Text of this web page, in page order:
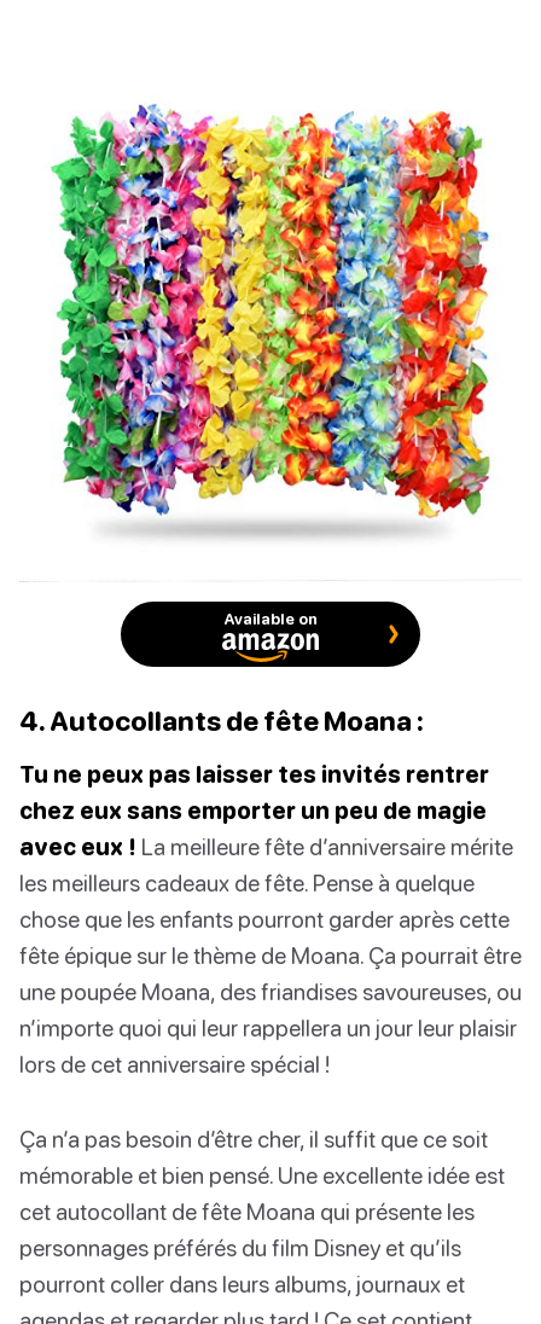
Available on
4. Autocollants de fête Moana :
Tu ne peux pas laisser tes invités rentrer
chez eux sans emporter un peu de magie
avec eux ! La meilleure fête d’anniversaire mérite
les meilleurs cadeaux de fête. Pense à quelque
chose que les enfants pourront garder après cette
fête épique sur le thème de Moana. Ça pourrait être
une poupée Moana, des friandises savoureuses, ou
n’importe quoi qui leur rappellera un jour leur plaisir
lors de cet anniversaire spécial !
Ça n’a pas besoin d’être cher, il suffit que ce soit
mémorable et bien pensé. Une excellente idée est
cet autocollant de fête Moana qui présente les
personnages préférés du film Disney et qu’ils
pourront coller dans leurs albums, journaux et